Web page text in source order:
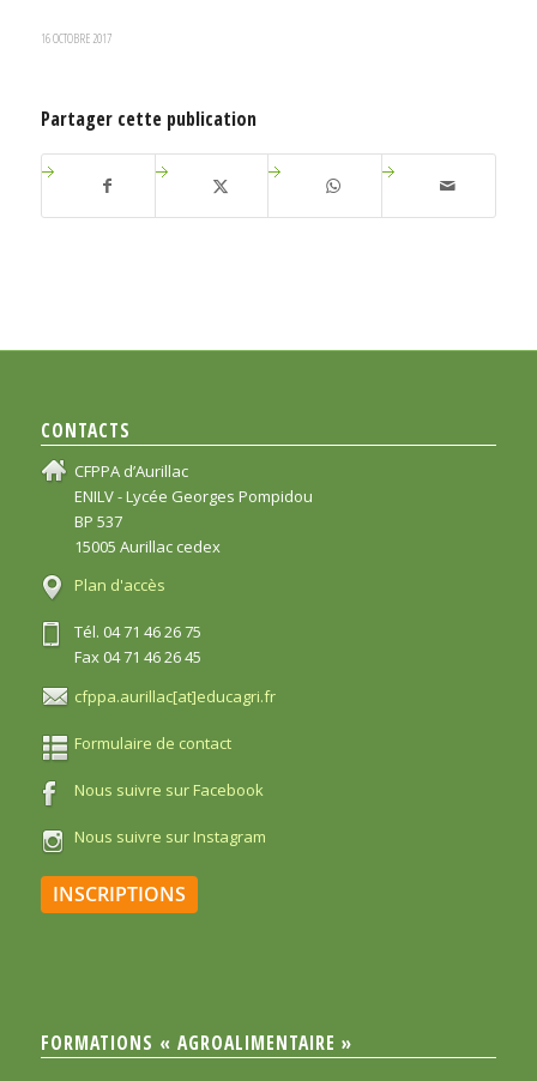
16 OCTOBRE 2017
Partager cette publication
CONTACTS
CFPPA d’Aurillac
ENILV - Lycée Georges Pompidou
BP 537
15005 Aurillac cedex
Plan d'accès
Tél. 04 71 46 26 75
Fax 04 71 46 26 45
cfppa.aurillac[at]educagri.fr
Formulaire de contact
Nous suivre sur Facebook
Nous suivre sur Instagram
INSCRIPTIONS
FORMATIONS « AGROALIMENTAIRE »